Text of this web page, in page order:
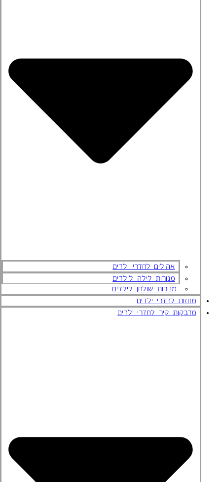
אהילים לחדרי ילדים
מנורות לילה לילדים
מנורות שולחן לילדים
מזוזות לחדרי ילדים
מדבקות קיר לחדרי ילדים